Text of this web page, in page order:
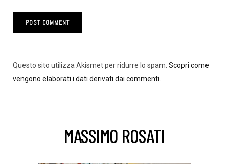
Questo sito utilizza Akismet per ridurre lo spam. Scopri come
vengono elaborati i dati derivati dai commenti
MASSIMO ROSATI